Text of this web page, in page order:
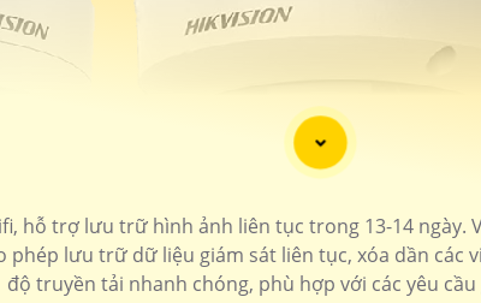
hỗ trợ lưu trữ hình ảnh liên tục trong 13-14
phép lưu trữ dữ liệu giám sát liên tục, xóa dần
độ truyền tải nhanh chóng, phù hợp với các yêu